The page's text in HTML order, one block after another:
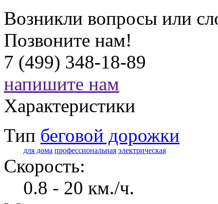
Возникли вопросы или
Позвоните нам!
7 (499) 348-18-89
напишите нам
Характеристики
Тип беговой дорожки
для дома профессиональная электрическая
Скорость:
0.8 - 20 км./ч.